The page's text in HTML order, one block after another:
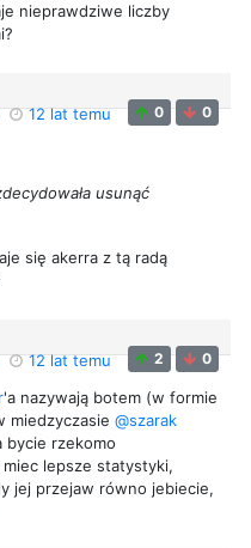
nieprawdziwe liczby
12 lat temu 0 0
usunąć
się akerra z tą radą
12 lat temu 2 0
'a nazywają botem (w formie
miedzyczasie @szarak
bycie rzekomo
lepsze statystyki,
jej przejaw równo jebiecie,